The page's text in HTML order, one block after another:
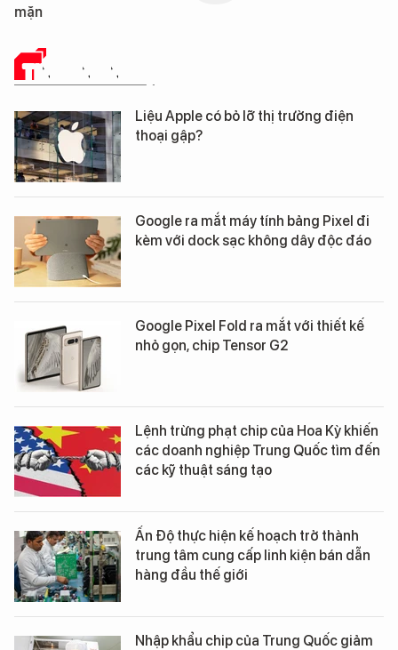
mặn
TIN CÔNG NGHỆ
Liệu Apple có bỏ lỡ thị trường điện
thoại gập?
Google ra mắt máy tính bảng Pixel đi
kèm với dock sạc không dây độc đáo
Google Pixel Fold ra mắt với thiết kế
nhỏ gọn, chip Tensor G2
Lệnh trừng phạt chip của Hoa Kỳ khiến
các doanh nghiệp Trung Quốc tìm đến
các kỹ thuật sáng tạo
Ấn Độ thực hiện kế hoạch trở thành
trung tâm cung cấp linh kiện bán dẫn
hàng đầu thế giới
Nhập khẩu chip của Trung Quốc giảm